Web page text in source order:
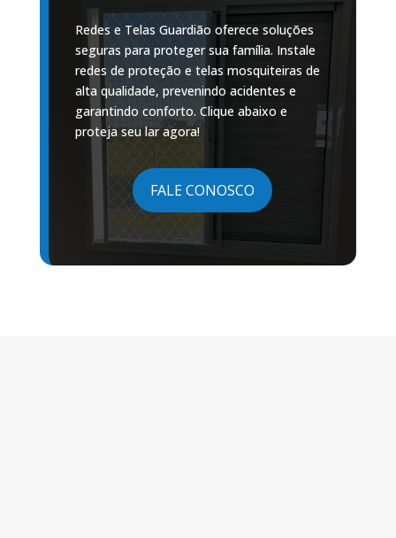
Redes e Telas Guardião oferece soluções
seguras para proteger sua família. Instale
redes de proteção e telas mosquiteiras de
alta qualidade, prevenindo acidentes e
garantindo conforto. Clique abaixo e
proteja seu lar agora!
FALE CONOSCO